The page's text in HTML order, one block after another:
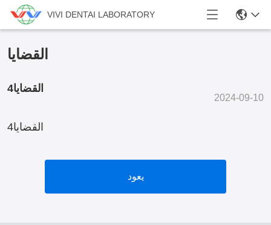
VIVI DENTAI LABORATORY
القضايا
القضايا4
2024-09-10
القضايا4
يعود